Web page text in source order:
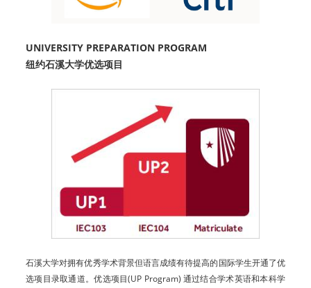
UNIVERSITY PREPARATION PROGRAM
纽约石溪大学优选项目
石溪大学对拥有优秀学术背景但语言成绩有待提高的国际学生开通了优
选项目录取通道。优选项目(UP Program) 通过结合学术英语和本科学